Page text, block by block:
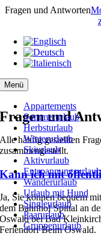
Zum
Menü
Appartements
Sommerurlaub
Herbsturlaub
Winterurlaub
Skiurlaub
Aktivurlaub
Entspannungsurlaub
Wanderurlaub
Urlaub mit Hund
Singleurlaub
Paarurlaub
Gruppenurlaub
Fragen und Antworten
Fragen und
Alle häufig gestellten
zusammengestellt.
Kann ich mit
Ja, Sie können bequem
dem Bahnhof Spittal an
Oswald bei Bad
Feriendorf Beim Oswald.